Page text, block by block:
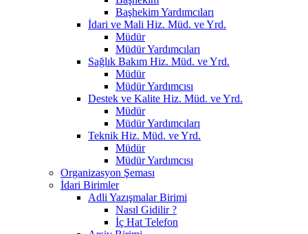
Başhekim Yardımcıları
İdari ve Mali Hiz. Müd. ve Yrd.
Müdür
Müdür Yardımcıları
Sağlık Bakım Hiz. Müd. ve Yrd.
Müdür
Müdür Yardımcısı
Destek ve Kalite Hiz. Müd. ve Yrd.
Müdür
Müdür Yardımcıları
Teknik Hiz. Müd. ve Yrd.
Müdür
Müdür Yardımcısı
Organizasyon Şeması
İdari Birimler
Adli Yazışmalar Birimi
Nasıl Gidilir ?
İç Hat Telefon